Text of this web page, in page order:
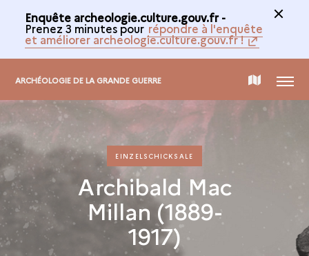
Enquête archeologie.culture.gouv.fr -
Prenez 3 minutes pour répondre à l'enquête
et améliorer archeologie.culture.gouv.fr !
ARCHÉOLOGIE DE LA GRANDE GUERRE INTERAKTIVE
MENÜ
EINZELSCHICKSALE
Archibald Mac
Millan (1889-
1917)